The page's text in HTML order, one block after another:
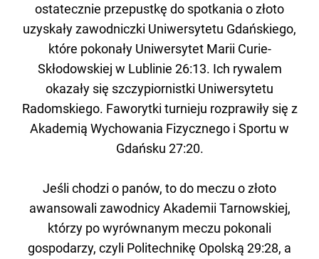
ostatecznie przepustkę do spotkania o złoto
uzyskały zawodniczki Uniwersytetu Gdańskiego,
które pokonały Uniwersytet Marii Curie-
Skłodowskiej w Lublinie 26:13. Ich rywalem
okazały się szczypiornistki Uniwersytetu
Radomskiego. Faworytki turnieju rozprawiły się z
Akademią Wychowania Fizycznego i Sportu w
Gdańsku 27:20.
Jeśli chodzi o panów, to do meczu o złoto
awansowali zawodnicy Akademii Tarnowskiej,
którzy po wyrównanym meczu pokonali
gospodarzy, czyli Politechnikę Opolską 29:28, a